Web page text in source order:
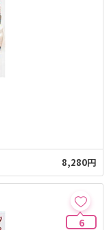
8,280円
6